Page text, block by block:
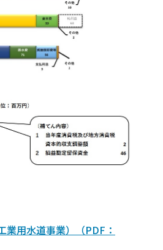
業用水道事業）（PDF：